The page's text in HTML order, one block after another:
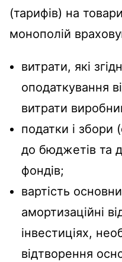
(тарифів) на
монополій
витрати, які
оподаткування
витрати
податки і збори
до бюджетів та
фондів;
вартість
амортизаційні
інвестиціях,
відтворення